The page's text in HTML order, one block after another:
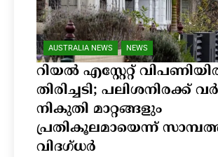
AUSTRALIA NEWS NEWS
റിയൽ എസ്റ്റേറ്റ്
തിരിച്ചടി; പലിശനിരക്ക്
നികുതി മാറ്റങ്ങളും
പ്രതികൂലമായെന്ന്‌
വിദഗ്ധർ